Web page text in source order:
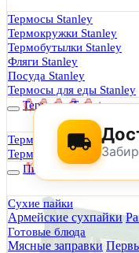
Термосы Stanley
Термокружки Stanley
Термобутылки Stanley
Фляги Stanley
Посуда Stanley
Термосы для еды Stanley
Термосы Tyeso
Термокружки Tyeso
Термобутылки Tyeso
Питание
Сухие пайки
Армейские сухпайки
Готовые блюда
Мясные заправки
Будь Готов.
0
По
Заранее